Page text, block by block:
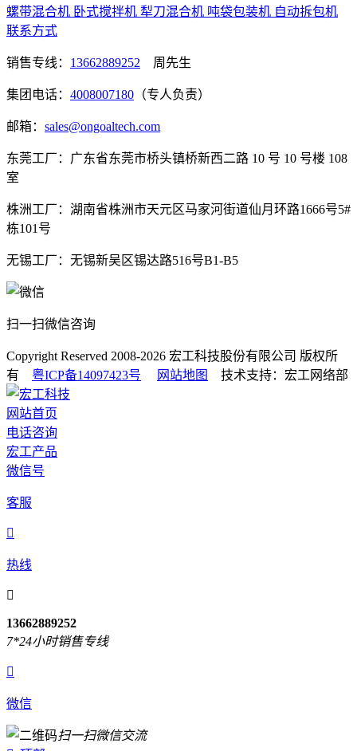
螺带混合机 卧式搅拌机 犁刀混合机 吨袋包装机 自动拆包机
联系方式
销售专线： 13662889252 周先生
集团电话： 4008007180 （专人负责）
邮箱： sales@ongoaltech.com
东莞工厂：广东省东莞市桥头镇桥新西二路 10 号 10 号楼 108
室
株洲工厂：湖南省株洲市天元区马家河街道仙月环路1666号5#
栋101号
无锡工厂：无锡新吴区锡达路516号B1-B5
扫一扫微信咨询
Copyright Reserved 2008-2026 宏工科技股份有限公司 版权所
有 粤ICP备14097423号 网站地图 技术支持：宏工网络部
网站首页
电话咨询
宏工产品
微信号
客服

热线

13662889252
7*24小时销售专线

微信
扫一扫微信交流